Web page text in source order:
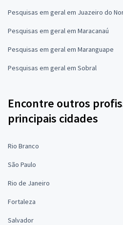
Pesquisas em geral em Juazeiro do
Pesquisas em geral em Maracanaú
Pesquisas em geral em Maranguape
Pesquisas em geral em Sobral
Encontre outros
principais cidades
Rio Branco
São Paulo
Rio de Janeiro
Fortaleza
Salvador